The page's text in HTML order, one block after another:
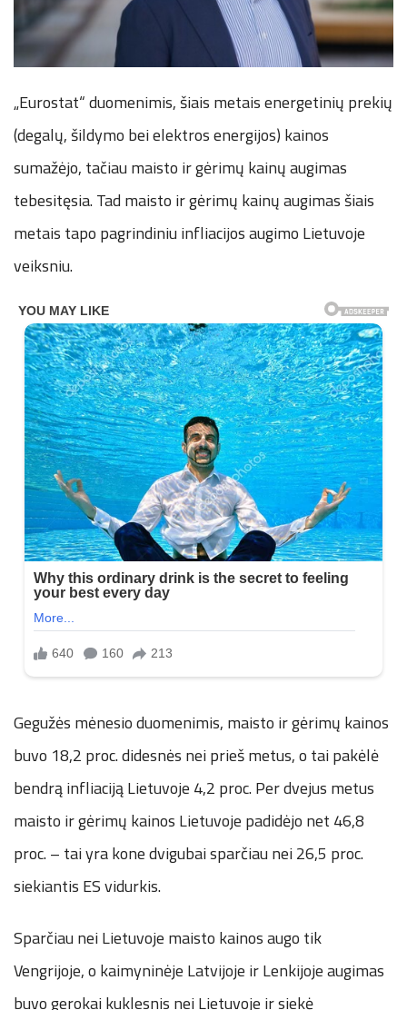
„Eurostat“ duomenimis, šiais metais energetinių prekių
(degalų, šildymo bei elektros energijos) kainos
sumažėjo, tačiau maisto ir gėrimų kainų augimas
tebesitęsia. Tad maisto ir gėrimų kainų augimas šiais
metais tapo pagrindiniu infliacijos augimo Lietuvoje
veiksniu.
Gegužės mėnesio duomenimis, maisto ir gėrimų kainos
buvo 18,2 proc. didesnės nei prieš metus, o tai pakėlė
bendrą infliaciją Lietuvoje 4,2 proc. Per dvejus metus
maisto ir gėrimų kainos Lietuvoje padidėjo net 46,8
proc. – tai yra kone dvigubai sparčiau nei 26,5 proc.
siekiantis ES vidurkis.
Sparčiau nei Lietuvoje maisto kainos augo tik
Vengrijoje, o kaimyninėje Latvijoje ir Lenkijoje augimas
buvo gerokai kuklesnis nei Lietuvoje ir siekė